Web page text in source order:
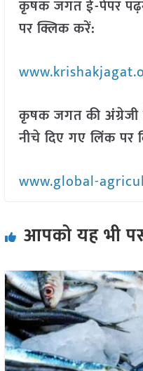
कृषक जगत ई-पेपर
पर क्लिक करें:
कृषक जगत की अंग्रेजी
नीचे दिए गए लिंक पर
www.global-
आपको यह भी